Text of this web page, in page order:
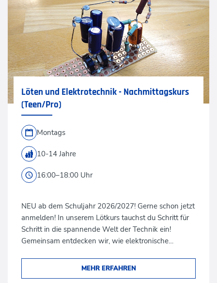
Löten und Elektrotechnik - Nachmittagskurs
(Teen/Pro)
Montags
10-14 Jahre
16:00–18:00 Uhr
NEU ab dem Schuljahr 2026/2027! Gerne schon jetzt
anmelden! In unserem Lötkurs tauchst du Schritt für
Schritt in die spannende Welt der Technik ein!
Gemeinsam entdecken wir, wie elektronische…
MEHR ERFAHREN